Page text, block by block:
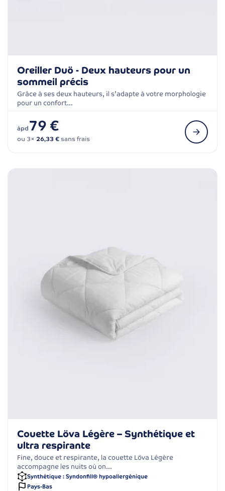
Oreiller Duö - Deux hauteurs pour un
sommeil précis
Grâce à ses deux hauteurs, il s’adapte à votre morphologie
pour un confort…
àpd79 €
ou 3× 26,33 €sans frais
Couette Löva Légère – Synthétique et
ultra respirante
Fine, douce et respirante, la couette Löva Légère
accompagne les nuits où on…
Synthétique : Syndonfill® hypoallergénique
Pays-Bas